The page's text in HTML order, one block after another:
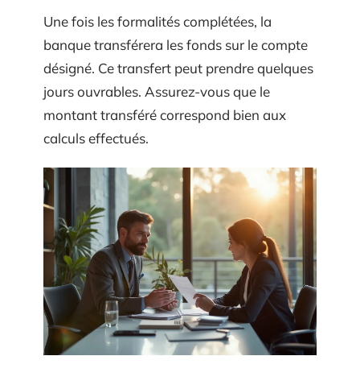
Une fois les formalités complétées, la
banque transférera les fonds sur le compte
désigné. Ce transfert peut prendre quelques
jours ouvrables. Assurez-vous que le
montant transféré correspond bien aux
calculs effectués.